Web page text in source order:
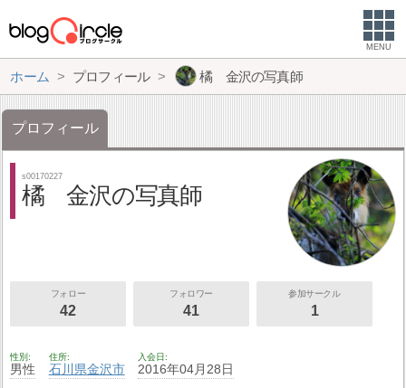
MENU
ホーム プロフィール 橘 金沢の写真師
プロフィール
s00170227
橘 金沢の写真師
フォロー
42
フォロワー
41
参加サークル
1
性別
男性
住所
石川県金沢市
入会日
2016年04月28日